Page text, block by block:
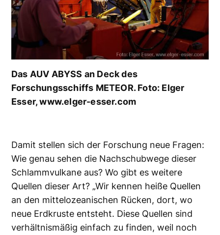
Das AUV ABYSS an Deck des
Forschungsschiffs METEOR. Foto: Elger
Esser, www.elger-esser.com
Damit stellen sich der Forschung neue Fragen:
Wie genau sehen die Nachschubwege dieser
Schlammvulkane aus? Wo gibt es weitere
Quellen dieser Art? „Wir kennen heiße Quellen
an den mittelozeanischen Rücken, dort, wo
neue Erdkruste entsteht. Diese Quellen sind
verhältnismäßig einfach zu finden, weil noch